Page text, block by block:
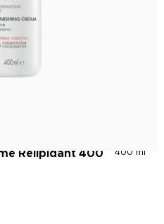
400 ml
Relipidant 400